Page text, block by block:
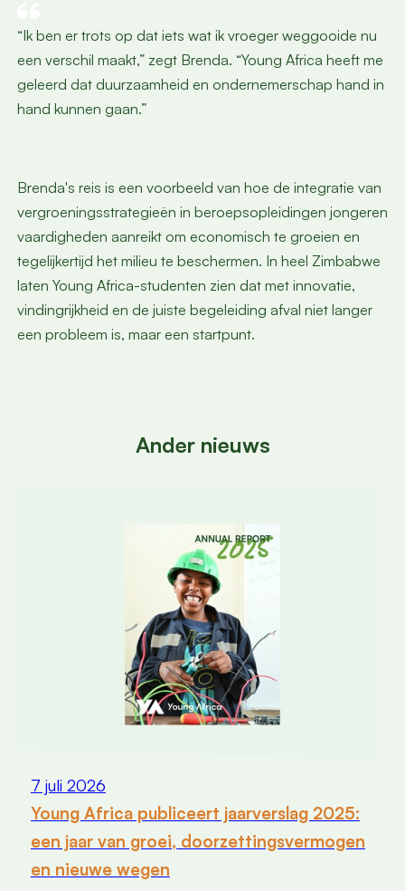
“Ik ben er trots op dat iets wat ik vroeger weggooide nu
een verschil maakt,” zegt Brenda. “Young Africa heeft me
geleerd dat duurzaamheid en ondernemerschap hand in
hand kunnen gaan.”
Brenda's reis is een voorbeeld van hoe de integratie van
vergroeningsstrategieën in beroepsopleidingen jongeren
vaardigheden aanreikt om economisch te groeien en
tegelijkertijd het milieu te beschermen. In heel Zimbabwe
laten Young Africa-studenten zien dat met innovatie,
vindingrijkheid en de juiste begeleiding afval niet langer
een probleem is, maar een startpunt.
Ander nieuws
7 juli 2026
Young Africa publiceert jaarverslag 2025:
een jaar van groei, doorzettingsvermogen
en nieuwe wegen